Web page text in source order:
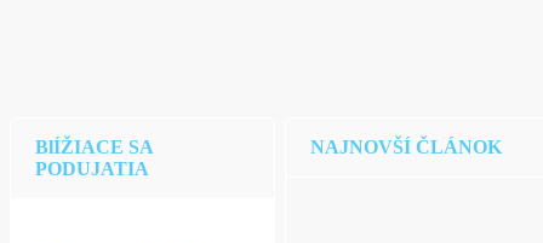
BlÍŽIACE SA
PODUJATIA
NAJNOVŠÍ ČLÁNOK